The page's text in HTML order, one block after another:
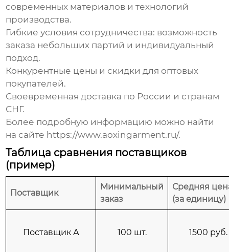
современных материалов и технологий
производства.
Гибкие условия сотрудничества: возможность
заказа небольших партий и индивидуальный
подход.
Конкурентные цены и скидки для оптовых
покупателей.
Своевременная доставка по России и странам
СНГ.
Более подробную информацию можно найти
на сайте https://www.aoxingarment.ru/.
Таблица сравнения поставщиков
(пример)
Поставщик
Минимальный
заказ
Средняя
(за единицу)
Поставщик А 100 шт. 1500 руб.